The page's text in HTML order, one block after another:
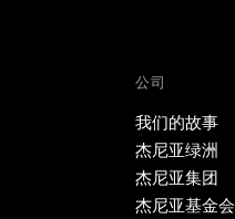
公司
我们的故事
杰尼亚绿洲
杰尼亚集团
杰尼亚基金会